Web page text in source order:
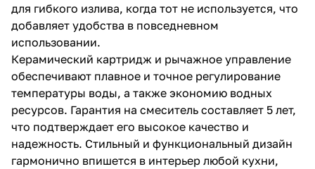
для гибкого излива, когда тот не используется, что
добавляет удобства в повседневном
использовании.
Керамический картридж и рычажное управление
обеспечивают плавное и точное регулирование
температуры воды, а также экономию водных
ресурсов. Гарантия на смеситель составляет 5 лет,
что подтверждает его высокое качество и
надежность. Стильный и функциональный дизайн
гармонично впишется в интерьер любой кухни,